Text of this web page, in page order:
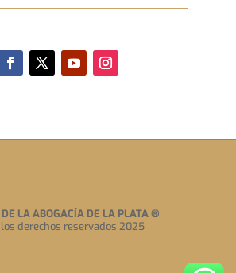
DE LA ABOGACÍA DE LA PLATA®
los derechos reservados 2025